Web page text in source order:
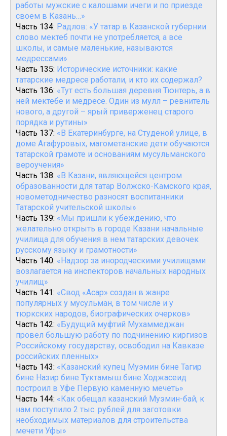
работы мужские с калошами ичеги и по приезде
своем в Казань…»
Часть 134: Радлов: «У татар в Казанской губернии
слово мектеб почти не употребляется, а все
школы, и самые маленькие, называются
медрессами»
Часть 135: Исторические источники: какие
татарские медресе работали, и кто их содержал?
Часть 136: «Тут есть большая деревня Тюнтерь, а в
ней мектебе и медресе. Один из мулл – ревнитель
нового, а другой – ярый приверженец старого
порядка и рутины»
Часть 137: «В Екатеринбурге, на Студеной улице, в
доме Агафуровых, магометанские дети обучаются
татарской грамоте и основаниям мусульманского
вероучения»
Часть 138: «В Казани, являющейся центром
образованности для татар Волжско-Камского края,
новометодничество разносят воспитанники
Татарской учительской школы»
Часть 139: «Мы пришли к убеждению, что
желательно открыть в городе Казани начальные
училища для обучения в нем татарских девочек
русскому языку и грамотности»
Часть 140: «Надзор за инородческими училищами
возлагается на инспекторов начальных народных
училищ»
Часть 141: «Свод «Асар» создан в жанре
популярных у мусульман, в том числе и у
тюркских народов, биографических очерков»
Часть 142: «Будущий муфтий Мухаммеджан
провел большую работу по подчинению киргизов
Российскому государству, освободил на Кавказе
российских пленных»
Часть 143: «Казанский купец Муэмин бине Тагир
бине Назир бине Туктамыш бине Ходжасеид
построил в Уфе Первую каменную мечеть»
Часть 144: «Как обещал казанский Муэмин-бай, к
нам поступило 2 тыс. рублей для заготовки
необходимых материалов для строительства
мечети Уфы»